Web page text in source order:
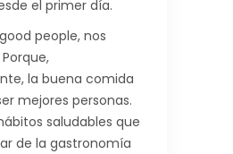
el primer día.
people, nos
la buena comida
mejores personas.
saludables que
de la gastronomía